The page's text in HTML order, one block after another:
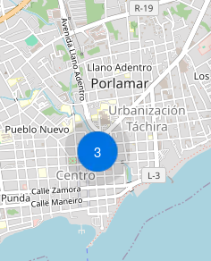
3